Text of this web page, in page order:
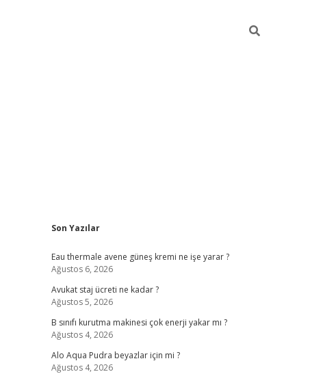
Sidebar
Son Yazılar
Eau thermale avene güneş kremi ne işe yarar ?
Ağustos 6, 2026
Avukat staj ücreti ne kadar ?
Ağustos 5, 2026
B sınıfı kurutma makinesi çok enerji yakar mı ?
Ağustos 4, 2026
Alo Aqua Pudra beyazlar için mi ?
Ağustos 4, 2026